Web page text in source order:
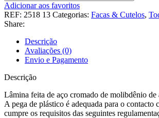
Adicionar aos favoritos
REF: 2518 13 Categorias: Facas & Cutelos,
Share:
Descrição
Avaliações (0)
Envio e Pagamento
Descrição
Lâmina feita de aço cromado de molibdênio de
A pega de plástico é adequada para o contacto
cumpre os requisitos das seguintes